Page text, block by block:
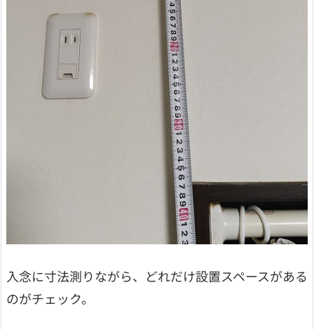
入念に寸法測りながら、どれだけ設置スペースがある
のがチェック。